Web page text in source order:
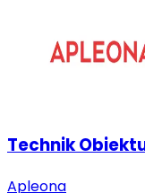
Technik
Apleona